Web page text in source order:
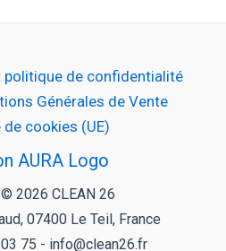
politique de confidentialité
Générales de Vente
cookies (UE)
2026 CLEAN 26
07400 Le Teil, France
75 - info@clean26.fr